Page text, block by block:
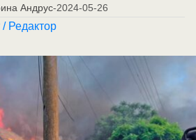
Андрус-2024-05-26
Редактор